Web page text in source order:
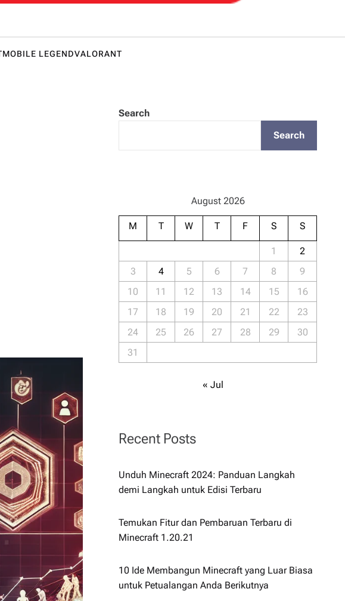
Star
MOBILE LEGENDVALORANT
Search
Search
August 2026
M T W T F S S
1
2
3
4 5 6 7 8
9
10
11 12 13 14 15
16
17
18 19 20 21 22
23
24
25 26 27 28 29
30
31
« Jul
Recent Posts
Unduh Minecraft 2024: Panduan Langkah
demi Langkah untuk Edisi Terbaru
Temukan Fitur dan Pembaruan Terbaru di
Minecraft 1.20.21
10 Ide Membangun Minecraft yang Luar Biasa
untuk Petualangan Anda Berikutnya